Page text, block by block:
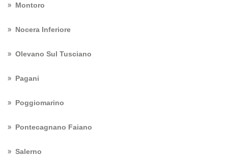
Montoro
Nocera Inferiore
Olevano Sul Tusciano
Pagani
Poggiomarino
Pontecagnano Faiano
Salerno